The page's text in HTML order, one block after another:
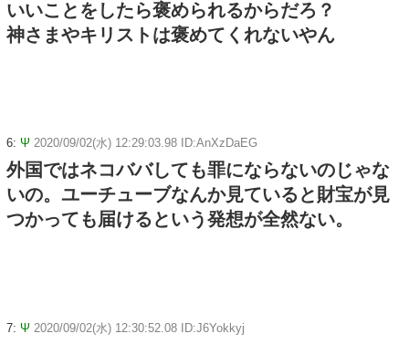
いいことをしたら褒められるからだろ？
神さまやキリストは褒めてくれないやん
6: Ψ 2020/09/02(水) 12:29:03.98 ID:AnXzDaEG
外国ではネコババしても罪にならないのじゃな
いの。ユーチューブなんか見ていると財宝が見
つかっても届けるという発想が全然ない。
7: Ψ 2020/09/02(水) 12:30:52.08 ID:J6Yokkyj